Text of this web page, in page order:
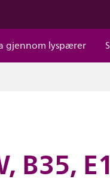
gjennom lyspærer